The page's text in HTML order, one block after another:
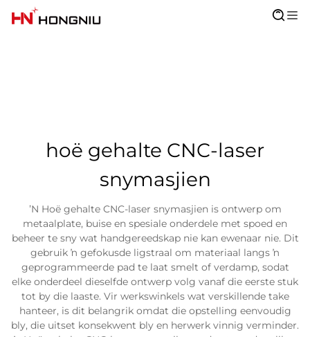
hoë gehalte CNC-laser
snymasjien
ʼN Hoë gehalte CNC-laser snymasjien is ontwerp om
metaalplate, buise en spesiale onderdele met spoed en
beheer te sny wat handgereedskap nie kan ewenaar nie. Dit
gebruik ŉ gefokusde ligstraal om materiaal langs ŉ
geprogrammeerde pad te laat smelt of verdamp, sodat
elke onderdeel dieselfde ontwerp volg vanaf die eerste stuk
tot by die laaste. Vir werkswinkels wat verskillende take
hanteer, is dit belangrik omdat die opstelling eenvoudig
bly, die uitset konsekwent bly en herwerk vinnig verminder.